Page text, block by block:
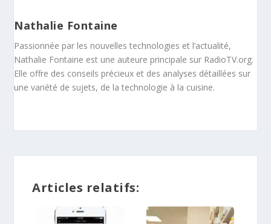
Nathalie Fontaine
Passionnée par les nouvelles technologies et l’actualité,
Nathalie Fontaine est une auteure principale sur RadioTV.org.
Elle offre des conseils précieux et des analyses détaillées sur
une variété de sujets, de la technologie à la cuisine.
Articles relatifs: